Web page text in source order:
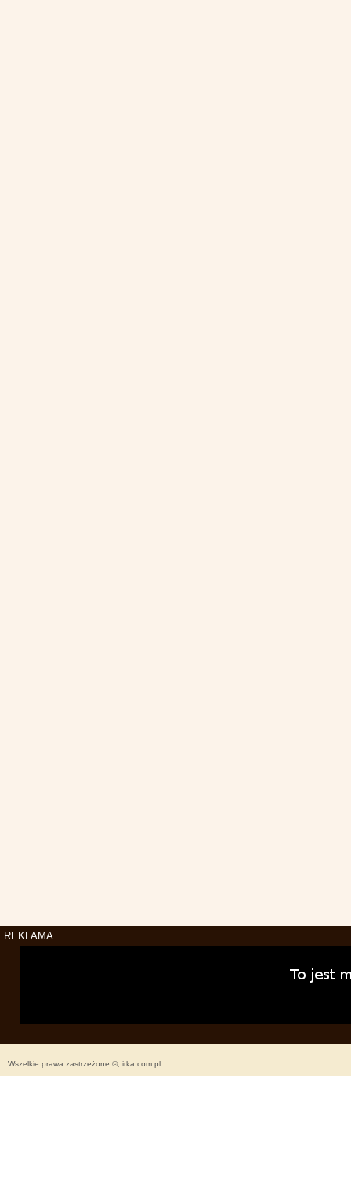
REKLAMA
Wszelkie prawa zastrzeżone ©, irka.com.pl